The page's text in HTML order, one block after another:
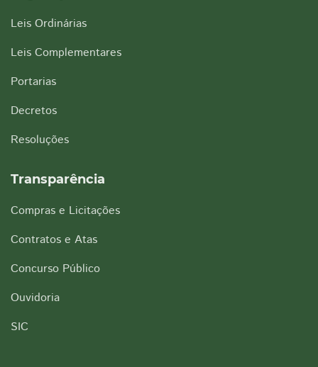
Leis Ordinárias
Leis Complementares
Portarias
Decretos
Resoluções
Transparência
Compras e Licitações
Contratos e Atas
Concurso Público
Ouvidoria
SIC